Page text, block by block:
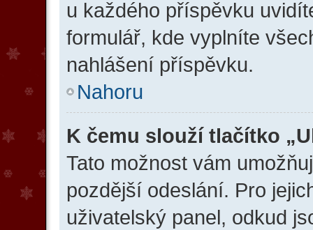
u každého příspěvku
formulář, kde vyplníte
nahlášení příspěvku.
Nahoru
K čemu slouží tlačítko
Tato možnost vám
pozdější odeslání. Pro
uživatelský panel, odkud